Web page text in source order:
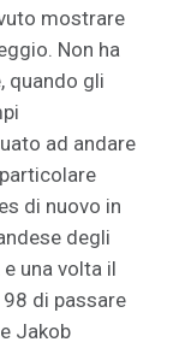
mostrare
Non ha
quando gli
ad andare
di nuovo in
degli
una volta il
di passare
Jakob